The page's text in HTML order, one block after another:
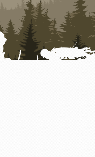
ПЕРЕЙТИ
ОСНОВНОМУ
СОДЕРЖАНИЮ